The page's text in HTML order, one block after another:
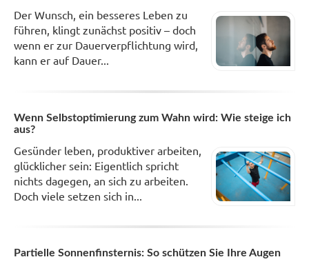
Der Wunsch, ein besseres Leben zu
führen, klingt zunächst positiv – doch
wenn er zur Dauerverpflichtung wird,
kann er auf Dauer...
Wenn Selbstoptimierung zum Wahn wird: Wie steige ich
aus?
Gesünder leben, produktiver arbeiten,
glücklicher sein: Eigentlich spricht
nichts dagegen, an sich zu arbeiten.
Doch viele setzen sich in...
Partielle Sonnenfinsternis: So schützen Sie Ihre Augen